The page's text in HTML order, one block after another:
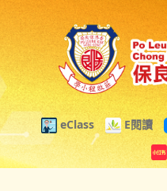
eClass E閱讀